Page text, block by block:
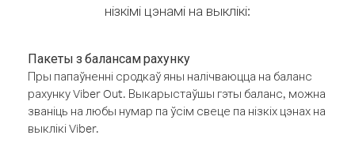
нізкімі цэнамі на выклікі:
Пакеты з балансам рахунку
Пры папаўненні сродкаў яны налічваюцца на баланс
рахунку Viber Out. Выкарыстаўшы гэты баланс, можна
званіць на любы нумар па ўсім свеце па нізкіх цэнах на
выклікі Viber.